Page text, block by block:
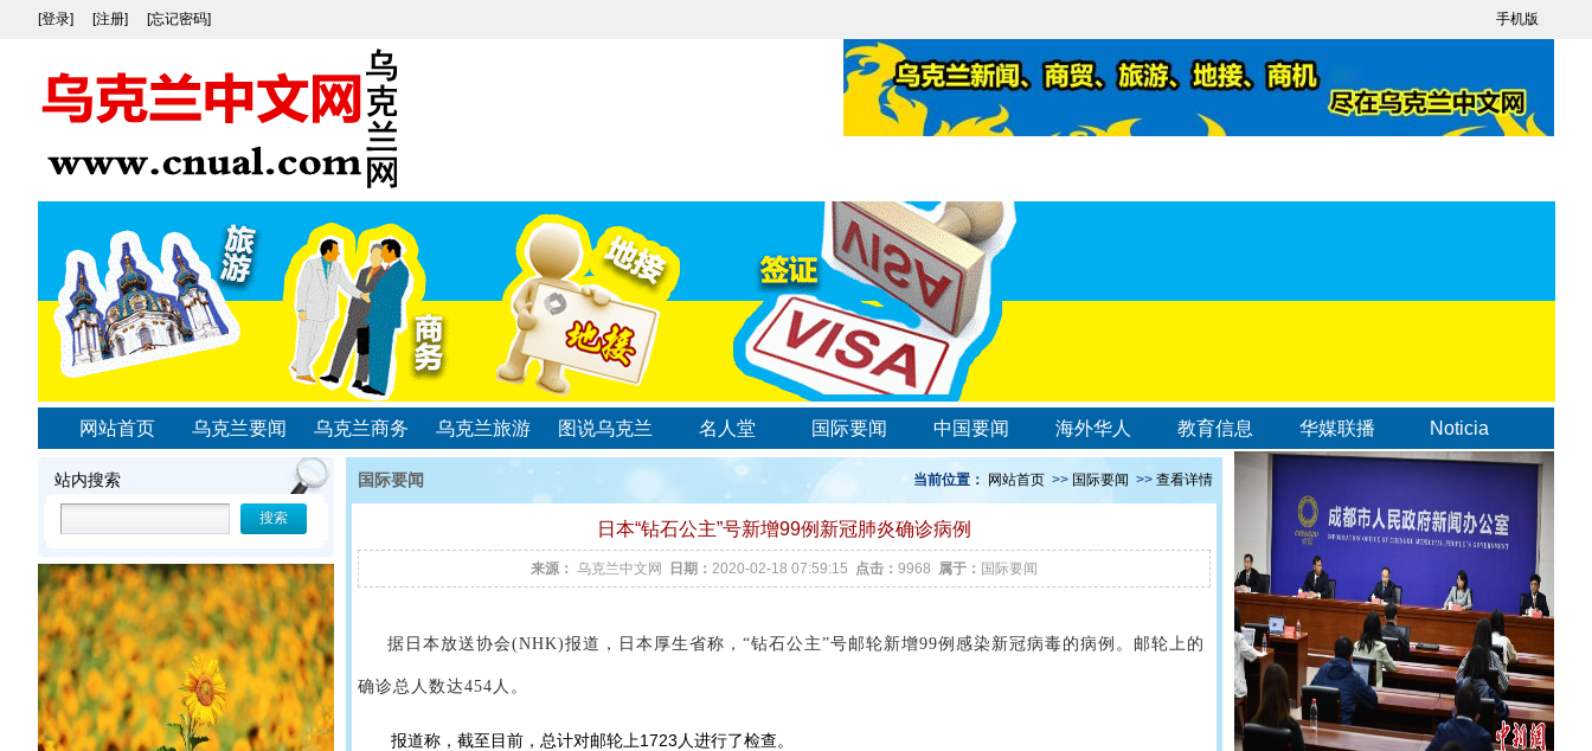
手机版
[登录] [注册] [忘记密码]
网站首页 乌克兰要闻 乌克兰商务 乌克兰旅游 图说乌克兰 名人堂 国际要闻 中国要闻 海外华人 教育信息 华媒联播 Noticia
站内搜索 当前位置： 网站首页 >> 国际要闻 >> 查看详情
国际要闻
日本“钻石公主”号新增99例新冠肺炎确诊病例
来源： 乌克兰中文网 日期： 2020-02-18 07:59:15 点击： 9968 属于： 国际要闻
据日本放送协会(NHK)报道，日本厚生省称，“钻石公主”号邮轮新增99例感染新冠病毒的病例。邮轮上的
确诊总人数达454人。
报道称，截至目前，总计对邮轮上1723人进行了检查。